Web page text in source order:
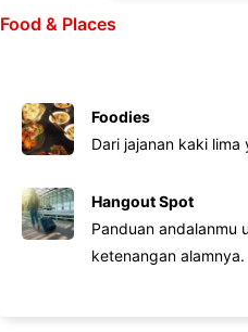
Food & Places
Foodies
Dari jajanan kaki
Hangout Spot
Panduan andalanmu
ketenangan alamnya.